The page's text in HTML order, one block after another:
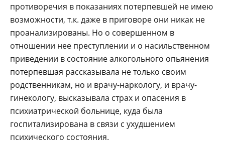
противоречия в показаниях потерпевшей не имею
возможности, т.к. даже в приговоре они никак не
проанализированы. Но о совершенном в
отношении нее преступлении и о насильственном
приведении в состояние алкогольного опьянения
потерпевшая рассказывала не только своим
родственникам, но и врачу-наркологу, и врачу-
гинекологу, высказывала страх и опасения в
психиатрической больнице, куда была
госпитализирована в связи с ухудшением
психического состояния.